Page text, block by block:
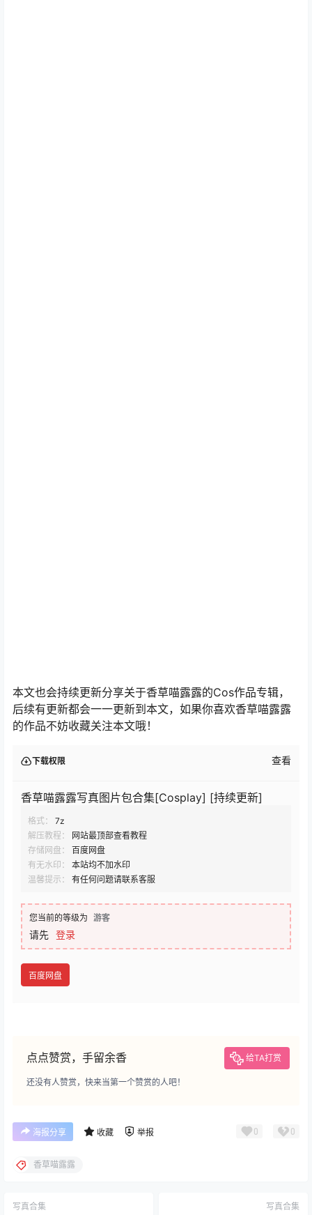
本文也会持续更新分享关于香草喵露露的Cos作品专辑，
后续有更新都会一一更新到本文，如果你喜欢香草喵露露
的作品不妨收藏关注本文哦！
下载权限 查看
香草喵露露写真图片包合集[Cosplay] [持续更新]
格式：
7z
解压教程：
网站最顶部查看教程
存储网盘：
百度网盘
有无水印：
本站均不加水印
温馨提示：
有任何问题请联系客服
您当前的等级为 游客
请先 登录
百度网盘
点点赞赏，手留余香 给TA打赏
还没有人赞赏，快来当第一个赞赏的人吧！
海报分享 收藏 举报 0 0
香草喵露露
写真合集 写真合集